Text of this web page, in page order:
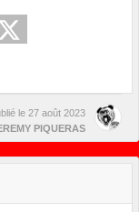
le 27 août 2023
PIQUERAS